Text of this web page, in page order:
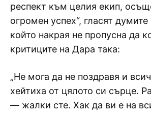
респект към целия екип,
огромен успех“, гласят
който накрая не пропусна да
критиците на Дара така:
„Не мога да не поздравя и
хейтиха от цялото си сърце.
— жалки сте. Хак да ви е на